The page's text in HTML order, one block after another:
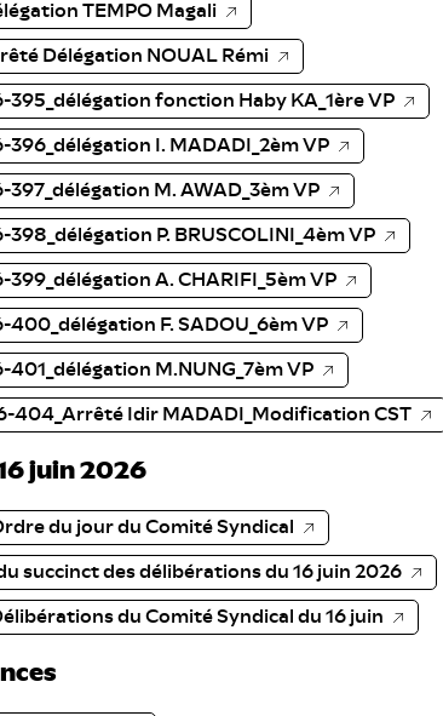
TEMPO Magali
Délégation NOUAL Rémi
395_délégation fonction Haby KA_1ère VP
396_délégation I. MADADI_2èm VP
397_délégation M. AWAD_3èm VP
398_délégation P. BRUSCOLINI_4èm VP
399_délégation A. CHARIFI_5èm VP
400_délégation F. SADOU_6èm VP
401_délégation M.NUNG_7èm VP
404_Arrêté Idir MADADI_Modification CST
juin 2026
du jour du Comité Syndical
succinct des délibérations du 16 juin 2026
du Comité Syndical du 16 juin